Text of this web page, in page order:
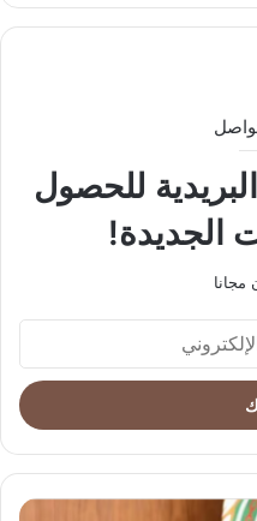
للحصول
الجديدة!
مجانا